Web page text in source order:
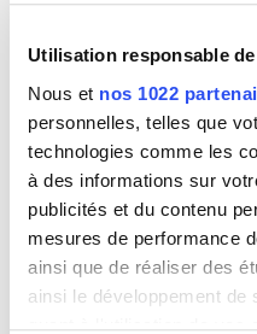
Utilisation responsable
Nous et nos 1022
personnelles, telles que
technologies comme les
à des informations sur
publicités et du contenu
mesures de performance
ainsi que de réaliser des
ainsi le développement
quant à l'utilisation de vos
- Florence Bonvoisin,
- Laurent Buffi, producteur
- Benoît Labourdette,
artistique (festival Pocket films)
- Rémy Le Champion, maître
presse, Université Paris 2
- Jean-Claude Taki, cinéaste
Type : 40 ans,
Contact :